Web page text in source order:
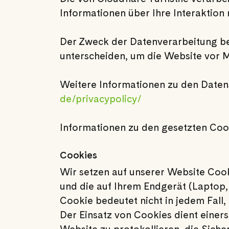
Informationen über Ihre Interaktion
Der Zweck der Datenverarbeitung
unterscheiden, um die Website vor
Weitere Informationen zu den
de/privacypolicy/
Informationen zu den gesetzten
Cookies
Wir setzen auf unserer Website
und die auf Ihrem Endgerät
Cookie bedeutet nicht in jedem
Der Einsatz von Cookies dient